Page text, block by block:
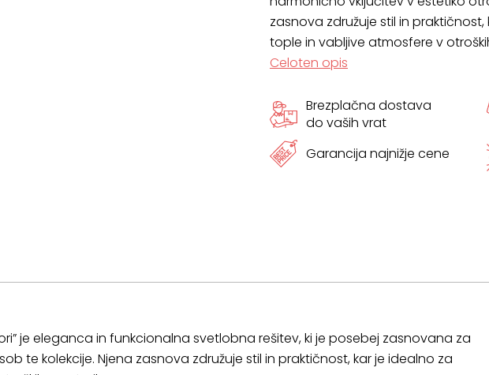
zasnova združuje stil in
tople in vabljive atmosfere v
Celoten opis
Brezplačna dostava
do vaših vrat
Garancija najnižje cene
je eleganca in funkcionalna svetlobna rešitev, ki je posebej zasnovana za
te kolekcije. Njena zasnova združuje stil in praktičnost, kar je idealno za